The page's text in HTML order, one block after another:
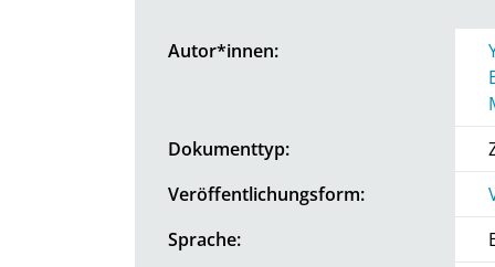
Autor*innen:
Dokumenttyp:
Veröffentlichungsform:
Sprache: